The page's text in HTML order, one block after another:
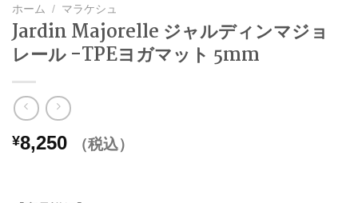
ホーム / マラケシュ
Jardin Majorelle ジャルディンマジョ
レール -TPEヨガマット 5mm
¥8,250 （税込）